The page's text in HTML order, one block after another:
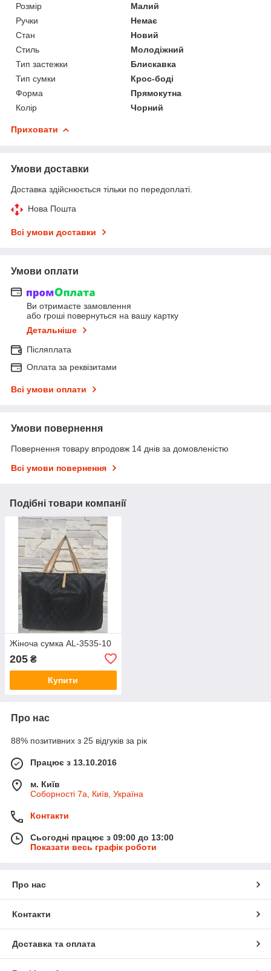
Розмір
Малий
Ручки
Немає
Стан
Новий
Стиль
Молодіжний
Тип застежки
Блискавка
Тип сумки
Крос-боді
Форма
Прямокутна
Колір
Чорний
Приховати
Умови доставки
Доставка здійснюється тільки по передоплаті.
Нова Пошта
Всі умови доставки
Умови оплати
Ви отримаєте замовлення
або гроші повернуться на вашу картку
Детальніше
Післяплата
Оплата за реквізитами
Всі умови оплати
Умови повернення
Повернення товару впродовж 14 днів за домовленістю
Всі умови повернення
Подібні товари компанії
Жіноча сумка AL-3535-10
205 ₴
Купити
Про нас
88% позитивних з 25 відгуків за рік
Працює з 13.10.2016
м. Київ
Соборності 7а, Київ, Україна
Контакти
Сьогодні працює з 09:00 до 13:00
Показати весь графік роботи
Про нас
Контакти
Доставка та оплата